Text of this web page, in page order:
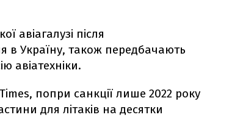
авіагалузі після
в Україну, також передбачають
авіатехніки.
попри санкції лише 2022 року
для літаків на десятки